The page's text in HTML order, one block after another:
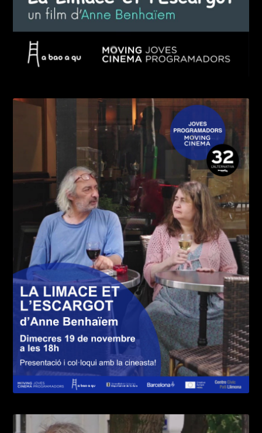
Imatge
Imatge